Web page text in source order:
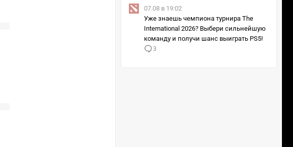
07.08 в 19:02
Уже знаешь чемпиона турнира The
International 2026? Выбери сильнейшую
команду и получи шанс выиграть PS5!
3